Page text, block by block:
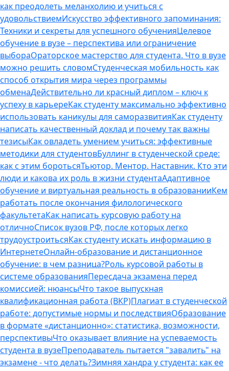
как преодолеть меланхолию и учиться с
удовольствиемИскусство эффективного запоминания:
Техники и секреты для успешного обученияЦелевое
обучение в вузе – перспектива или ограничение
выбораОраторское мастерство для студента. Что в вузе
можно решить словомСтуденческая мобильность как
способ открытия мира через программы
обменаДействительно ли красный диплом – ключ к
успеху в карьереКак студенту максимально эффективно
использовать каникулы для саморазвитияКак студенту
написать качественный доклад и почему так важны
тезисыКак овладеть умением учиться: эффективные
методики для студентовБуллинг в студенческой среде:
как с этим боротьсяТьютор. Ментор. Наставник. Кто эти
люди и какова их роль в жизни студентаАдаптивное
обучение и виртуальная реальность в образованииКем
работать после окончания филологического
факультетаКак написать курсовую работу на
отличноСписок вузов РФ, после которых легко
трудоустроитьсяКак студенту искать информацию в
ИнтернетеОнлайн-образование и дистанционное
обучение: в чем разница?Роль курсовой работы в
системе образованияПересдача экзамена перед
комиссией: нюансыЧто такое выпускная
квалификационная работа (ВКР)Плагиат в студенческой
работе: допустимые нормы и последствияОбразование
в формате «дистанционно»: статистика, возможности,
перспективыЧто оказывает влияние на успеваемость
студента в вузеПреподаватель пытается "завалить" на
экзамене - что делать?Зимняя хандра у студента: как ее